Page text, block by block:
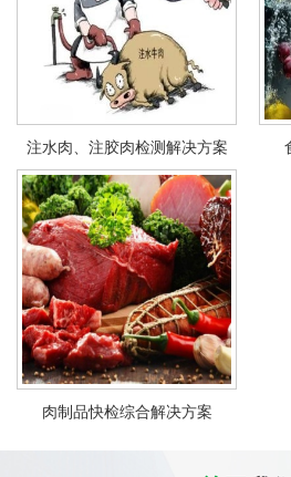
注水肉、注胶肉检测解决方案
肉制品快检综合解决方案